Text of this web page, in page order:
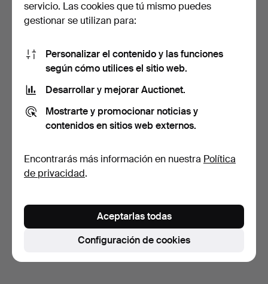
ESCAÑO DE ROBLE DEL
SIGLO XX.
68 USD
También puedes buscar ennuestro archivo de
subastas concluidas.
servicio. Las cookies que tú mismo puedes
gestionar se utilizan para:
Personalizar el contenido y las funciones
según cómo utilices el sitio web.
Desarrollar y mejorar Auctionet.
Mostrarte y promocionar noticias y
contenidos en sitios web externos.
Encontrarás más información en nuestra Política
de privacidad.
Configuración de cookies
Aceptarlas todas